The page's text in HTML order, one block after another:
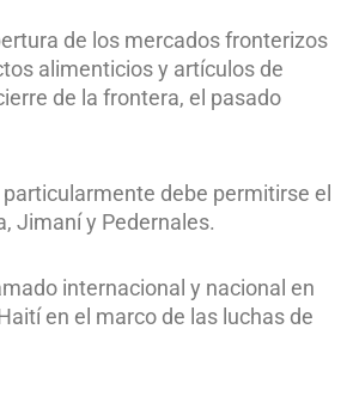
de los mercados fronterizos
alimenticios y artículos de
de la frontera, el pasado
debe permitirse el
Jimaní y Pedernales.
internacional y nacional en
en el marco de las luchas de